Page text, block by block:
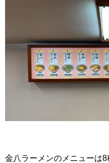
金八ラーメンのメニューは8